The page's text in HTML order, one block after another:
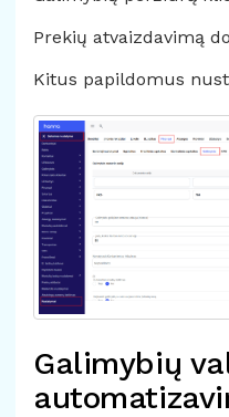
Prekių atvaizdavimą
Kitus papildomus
Galimybių